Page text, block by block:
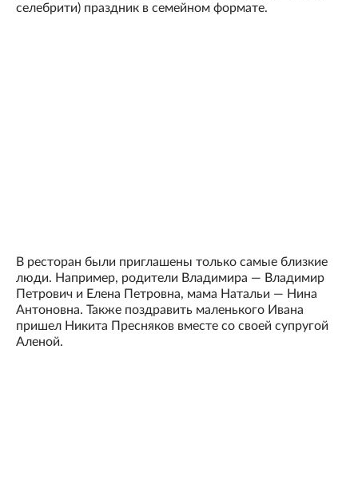
селебрити) праздник в семейном формате.
В ресторан были приглашены только самые близкие
люди. Например, родители Владимира — Владимир
Петрович и Елена Петровна, мама Натальи — Нина
Антоновна. Также поздравить маленького Ивана
пришел Никита Пресняков вместе со своей супругой
Аленой.